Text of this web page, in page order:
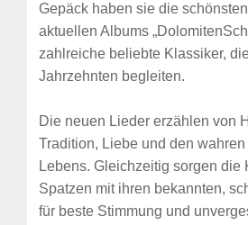
Gepäck haben sie die
aktuellen Albums
zahlreiche beliebte Klassiker,
Jahrzehnten begleiten.
Die neuen Lieder erzählen von
Tradition, Liebe und den
Lebens. Gleichzeitig sorgen die
Spatzen mit ihren bekannten,
für beste Stimmung und